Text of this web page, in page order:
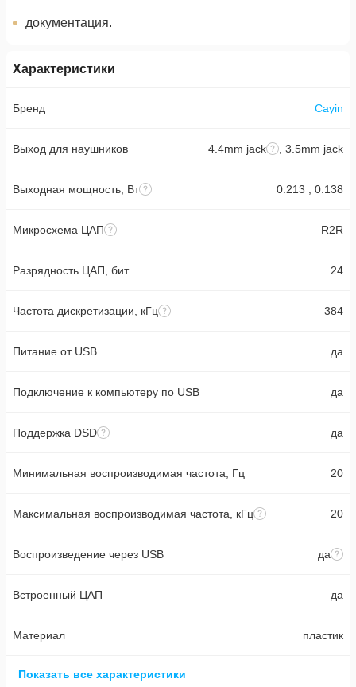
документация.
Характеристики
Бренд Cayin
Выход для наушников 4.4mm jack , 3.5mm jack
Выходная мощность, Вт 0.213 , 0.138
Микросхема ЦАП R2R
Разрядность ЦАП, бит 24
Частота дискретизации, кГц 384
Питание от USB да
Подключение к компьютеру по USB да
Поддержка DSD да
Минимальная воспроизводимая частота, Гц 20
Максимальная воспроизводимая частота, кГц 20
Воспроизведение через USB да
Встроенный ЦАП да
Материал пластик
Показать все характеристики